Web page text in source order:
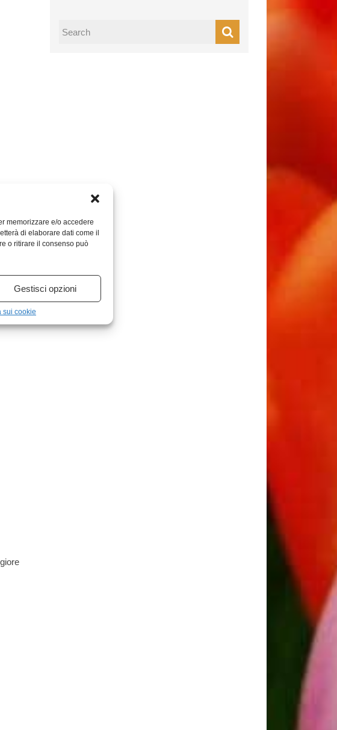
memorizzare e/o accedere
di elaborare dati come il
o ritirare il consenso può
Gestisci opzioni
sui cookie